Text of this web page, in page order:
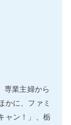
専業主婦から
かに、ファミ
ャン！」、栃